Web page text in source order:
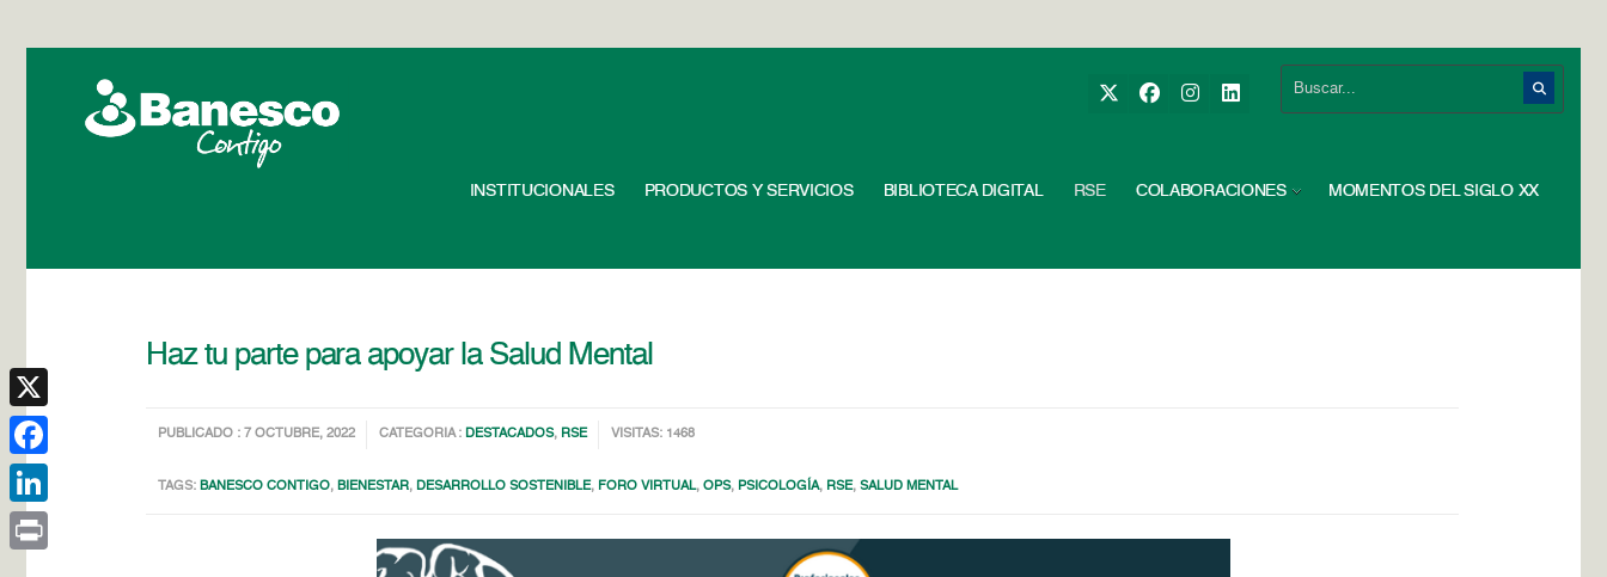
INSTITUCIONALES PRODUCTOS Y SERVICIOS BIBLIOTECA DIGITAL RSE COLABORACIONES MOMENTOS DEL SIGLO XX
Haz tu parte para apoyar la Salud Mental
PUBLICADO : 7 OCTUBRE, 2022 CATEGORIA : DESTACADOS, RSE VISITAS: 1468
TAGS: BANESCO CONTIGO, BIENESTAR, DESARROLLO SOSTENIBLE, FORO VIRTUAL,OPS, PSICOLOGÍA, RSE,SALUD MENTAL
X
Facebook
LinkedIn